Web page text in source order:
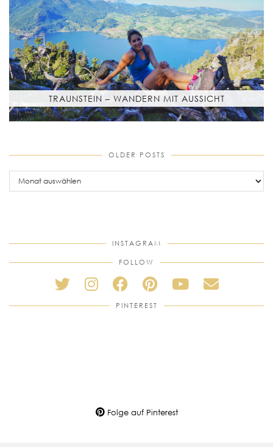
TRAUNSTEIN – WANDERN MIT AUSSICHT
OLDER POSTS
older
posts
INSTAGRAM
FOLLOW
PINTEREST
Folge auf Pinterest